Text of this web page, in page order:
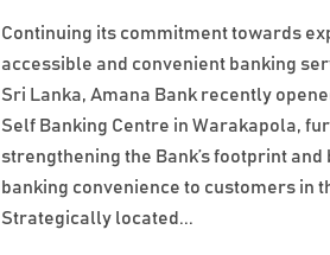
Continuing its commitment towards
accessible and convenient banking
Sri Lanka, Amana Bank recently
Self Banking Centre in Warakapola,
strengthening the Bank’s footprint and
banking convenience to customers in
Strategically located...